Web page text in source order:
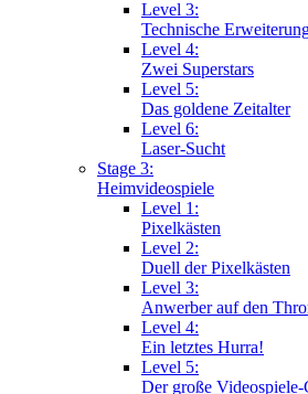
Level 3:
Technische
Level 4:
Zwei Superstars
Level 5:
Das goldene Zeitalter
Level 6:
Laser-Sucht
Stage 3:
Heimvideospiele
Level 1:
Pixelkästen
Level 2:
Duell der Pixelkästen
Level 3:
Anwerber auf den
Level 4:
Ein letztes Hurra!
Level 5:
Der große Videospiele-